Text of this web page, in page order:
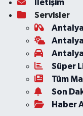
İletişim
Servisler
Süper
Tüm
Son
Haber